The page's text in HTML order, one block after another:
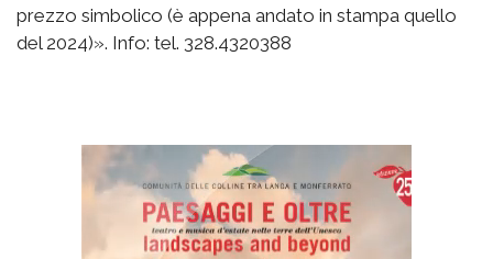
prezzo simbolico (è appena andato in stampa quello
del 2024)». Info: tel. 328.4320388